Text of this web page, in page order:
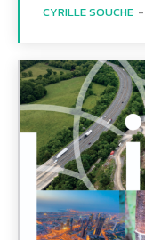
CYRILLE SOUCHE -